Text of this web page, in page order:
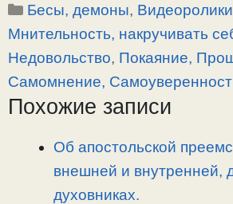
p
y
k
l
e
m
c
e
k
п
р
а
т
Рубрики
Бесы, демоны,
Мнительность, накручивать
Недовольство, Покаяние,
Самомнение,
Похожие записи
Об апостольской
внешней и внутренней,
духовниках.